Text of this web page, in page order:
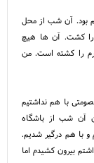
بود. آن شب از محل
را کشت. آن ها هیچ
را کشته است. من
با هم نداشتیم
آن شب از باشگاه
و با هم درگیر شدیم.
بیرون کشیدم اما